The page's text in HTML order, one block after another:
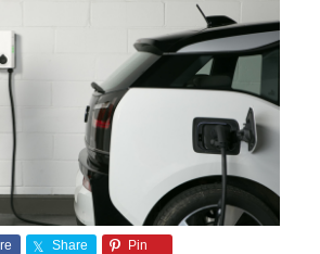
Share Pin